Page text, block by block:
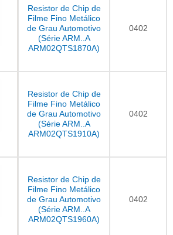
Resistor de Chip de
Filme Fino Metálico
de Grau Automotivo
(Série ARM..A
ARM02QTS1870A)
0402
Resistor de Chip de
Filme Fino Metálico
de Grau Automotivo
(Série ARM..A
ARM02QTS1910A)
0402
Resistor de Chip de
Filme Fino Metálico
de Grau Automotivo
(Série ARM..A
ARM02QTS1960A)
0402